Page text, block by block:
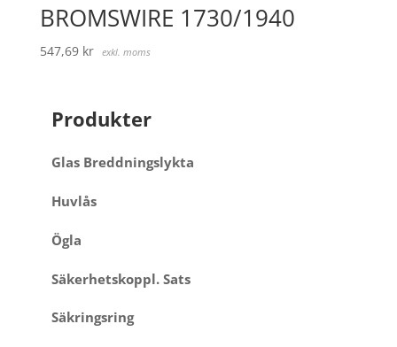
BROMSWIRE 1730/1940
547,69 kr exkl. moms
Produkter
Glas Breddningslykta
Huvlås
Ögla
Säkerhetskoppl. Sats
Säkringsring